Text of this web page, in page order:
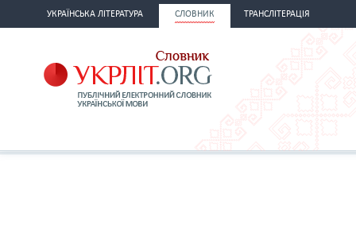
УКРАЇНСЬКА ЛІТЕРАТУРА СЛОВНИК ТРАНСЛІТЕРАЦІЯ